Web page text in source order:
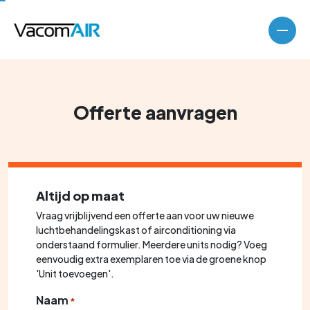
Luchtbehandelingskasten
Offerte aanvragen
Altijd op maat
Vraag vrijblijvend een offerte aan voor uw nieuwe
luchtbehandelingskast of airconditioning via
onderstaand formulier. Meerdere units nodig? Voeg
eenvoudig extra exemplaren toe via de groene knop
'Unit toevoegen'.
Naam *